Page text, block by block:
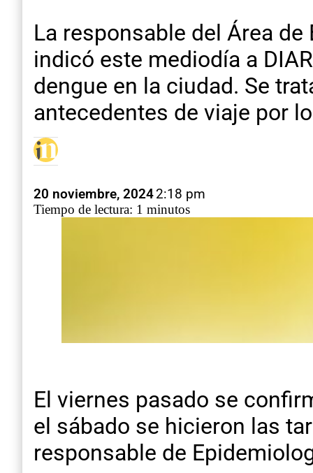
La responsable del Área
indicó este mediodía a
dengue en la ciudad. Se
antecedentes de viaje por
20 noviembre, 20242:18 pm
Tiempo de lectura: 1 minutos
El viernes pasado se
el sábado se hicieron las
responsable de